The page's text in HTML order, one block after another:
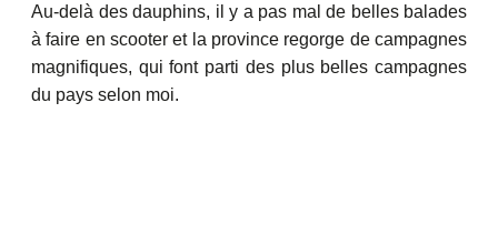
Au-delà des dauphins, il y a pas mal de belles balades
à faire en scooter et la province regorge de campagnes
magnifiques, qui font parti des plus belles campagnes
du pays selon moi.